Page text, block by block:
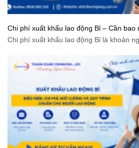
Chi phí xuất khẩu lao động Bỉ – Cần bao
Chi phí xuất khẩu lao động Bỉ là khoản